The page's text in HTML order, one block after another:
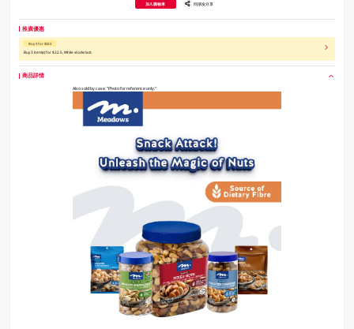
加入購物車 同朋友分享
推廣優惠
Buy 3 for $22.5
Buy 3 item(s) for $22.5, While stocks last.
商品詳情
Also sold by case. "Photo for reference only."